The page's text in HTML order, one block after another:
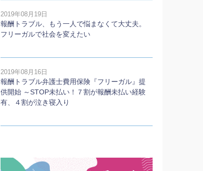
2019年08月19日
報酬トラブル、もう一人で悩まなくて大丈夫。
フリーガルで社会を変えたい
2019年08月16日
報酬トラブル弁護士費用保険『フリーガル』提
供開始 ～STOP未払い！７割が報酬未払い経験
有、４割が泣き寝入り